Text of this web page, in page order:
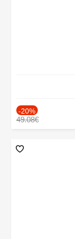
-20%
49.08€